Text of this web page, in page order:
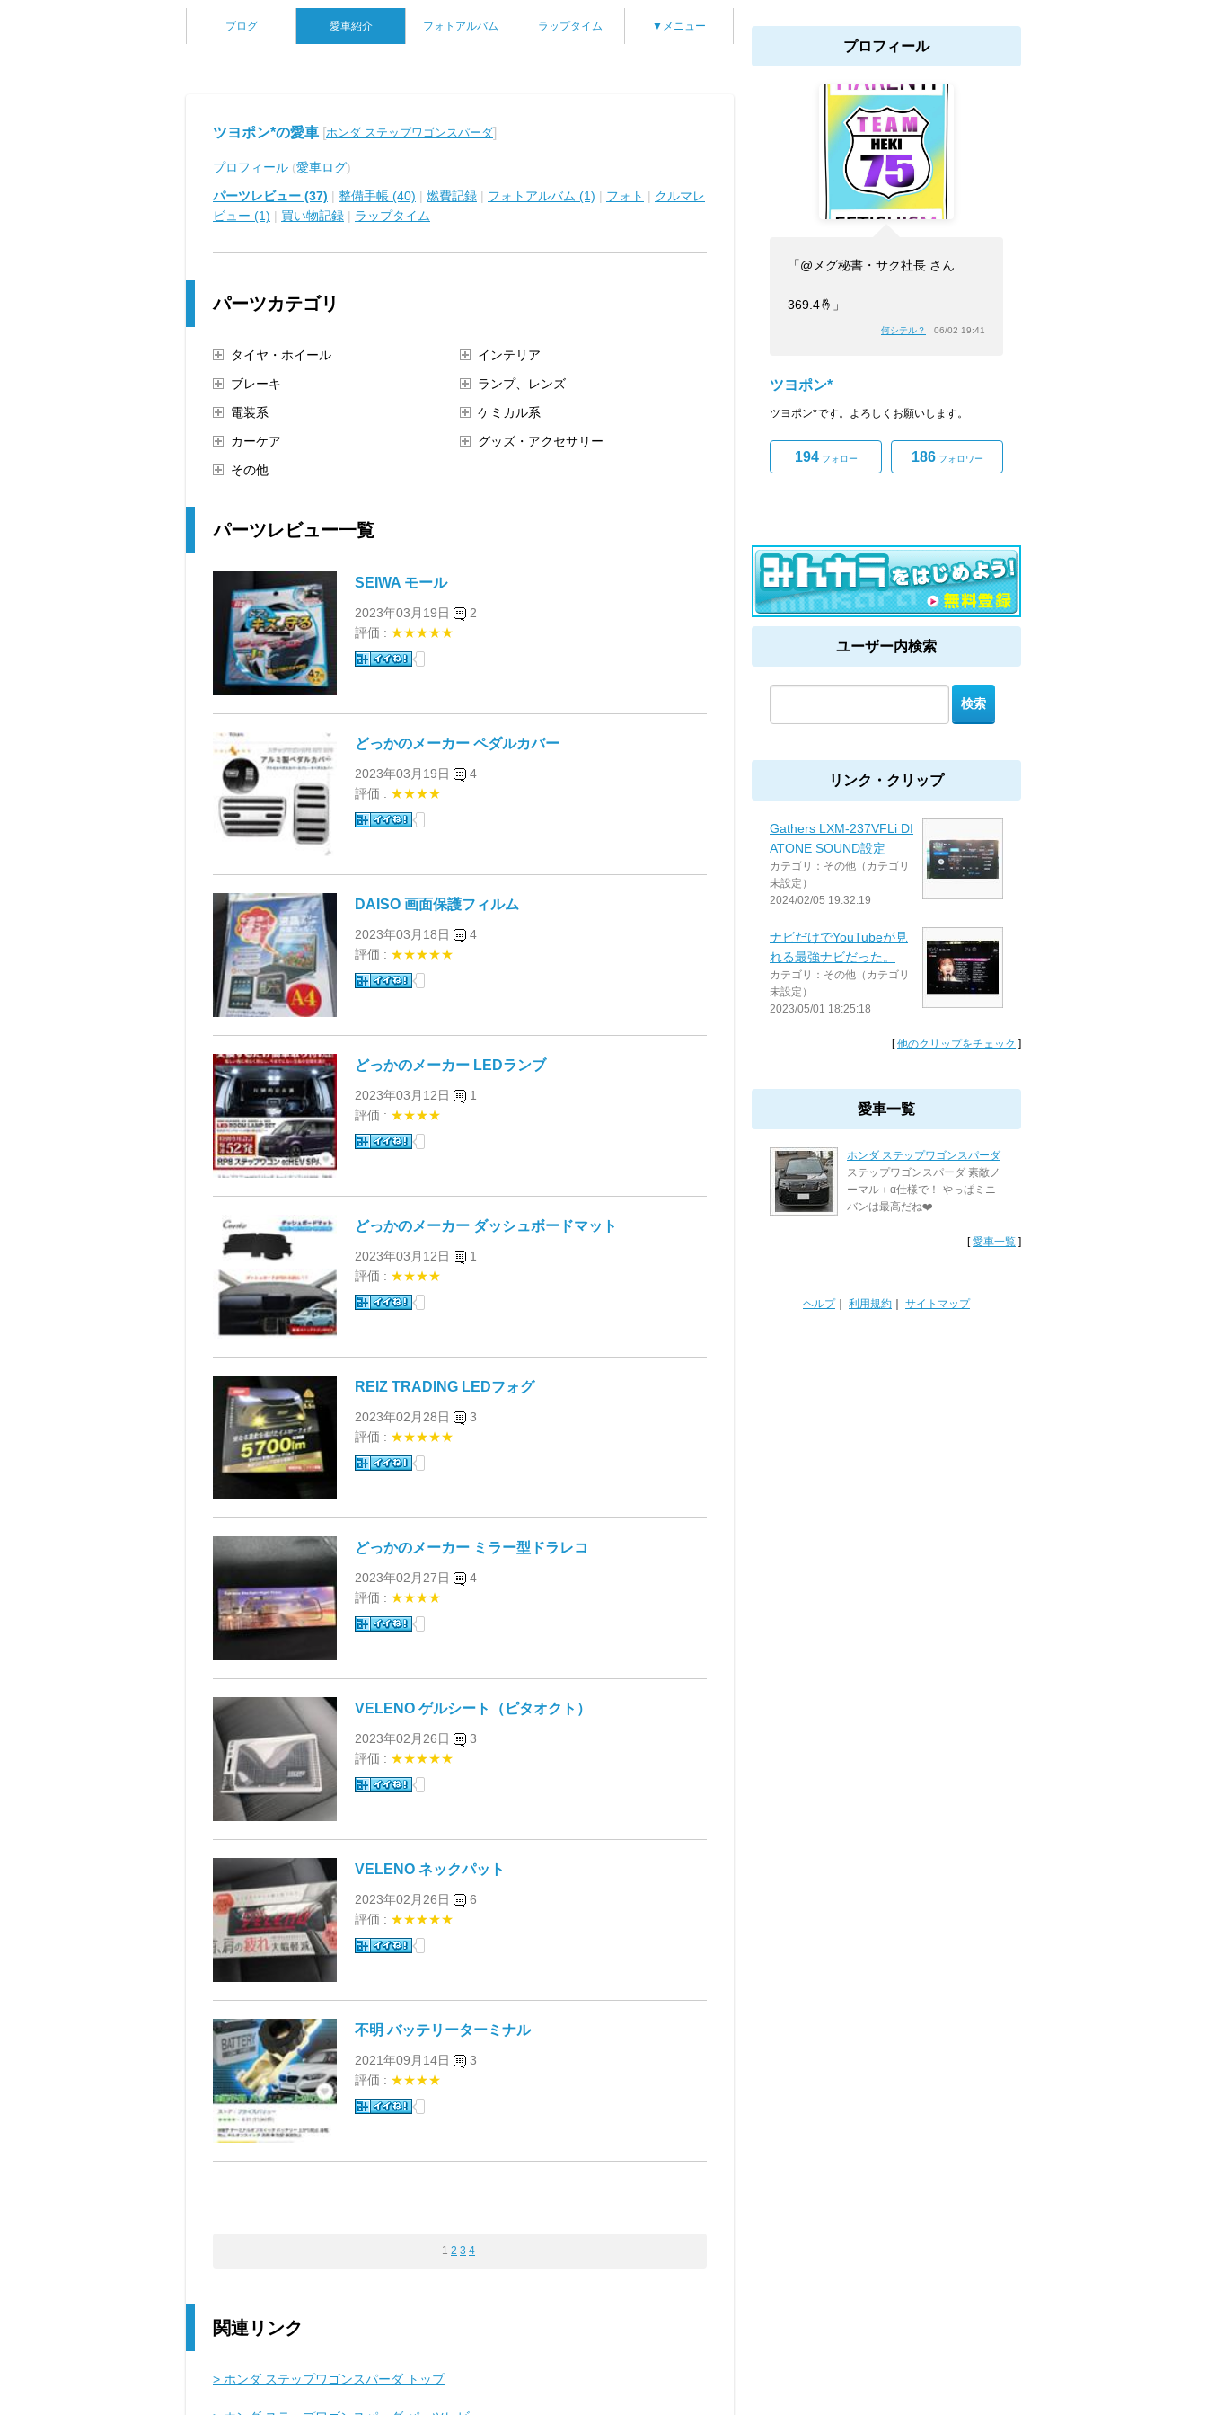
ブログ 愛車紹介 フォトアルバム ラップタイム ▼メニュー
ツヨポン*の愛車 [ホンダ ステップワゴンスパーダ]
プロフィール (愛車ログ)
パーツレビュー (37) | 整備手帳 (40) | 燃費記録 | フォトアルバム (1) | フォト | クルマレ
ビュー (1) | 買い物記録 | ラップタイム
パーツカテゴリ
タイヤ・ホイール
ブレーキ
電装系
カーケア
その他
インテリア
ランプ、レンズ
ケミカル系
グッズ・アクセサリー
パーツレビュー一覧
SEIWA モール
2023年03月19日
2
評価 : ★★★★★
どっかのメーカー ペダルカバー
2023年03月19日
4
評価 : ★★★★
DAISO 画面保護フィルム
2023年03月18日
4
評価 : ★★★★★
どっかのメーカー LEDランブ
2023年03月12日
1
評価 : ★★★★
どっかのメーカー ダッシュボードマット
2023年03月12日
1
評価 : ★★★★
REIZ TRADING LEDフォグ
2023年02月28日
3
評価 : ★★★★★
どっかのメーカー ミラー型ドラレコ
2023年02月27日
4
評価 : ★★★★
VELENO ゲルシート（ピタオクト）
2023年02月26日
3
評価 : ★★★★★
VELENO ネックパット
2023年02月26日
6
評価 : ★★★★★
不明 バッテリーターミナル
2021年09月14日
3
評価 : ★★★★
1 2 3 4
関連リンク
> ホンダ ステップワゴンスパーダ トップ
プロフィール
「@メグ秘書・サク社長 さん
369.4🤞」
何シテル？ 06/02 19:41
ツヨポン*
ツヨポン*です。よろしくお願いします。
194フォロー 186フォロワー
ユーザー内検索
リンク・クリップ
Gathers LXM-237VFLi DI
ATONE SOUND設定
カテゴリ：その他（カテゴリ
未設定）
2024/02/05 19:32:19
ナビだけでYouTubeが見
れる最強ナビだった。
カテゴリ：その他（カテゴリ
未設定）
2023/05/01 18:25:18
[他のクリップをチェック ]
愛車一覧
ホンダ ステップワゴンスパーダ
ステップワゴンスパーダ 素敵ノ
ーマル＋α仕様で！ やっぱミニ
バンは最高だね❤️
[愛車一覧 ]
ヘルプ｜ 利用規約 サイトマップ